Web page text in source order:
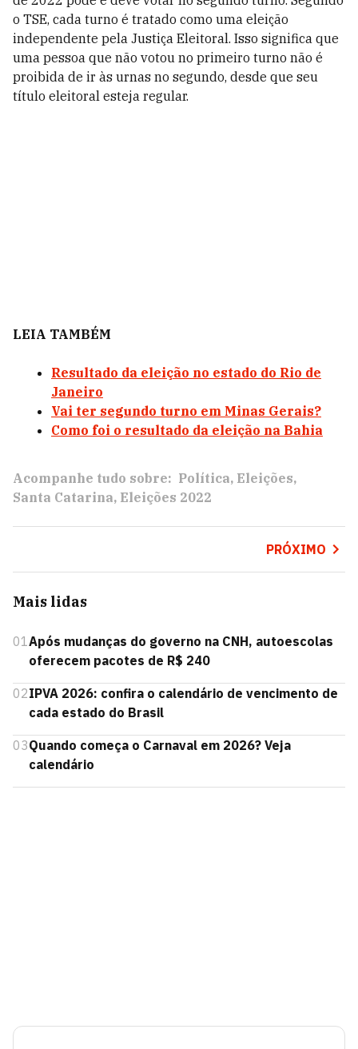
o TSE, cada turno é tratado como uma eleição
independente pela Justiça Eleitoral. Isso significa que
uma pessoa que não votou no primeiro turno não é
proibida de ir às urnas no segundo, desde que seu
título eleitoral esteja regular.
LEIA TAMBÉM
Resultado da eleição no estado do Rio de
Janeiro
Vai ter segundo turno em Minas Gerais?
Como foi o resultado da eleição na Bahia
Acompanhe tudo sobre: Política Eleições
Santa Catarina Eleições 2022
PRÓXIMO
Mais lidas
01Após mudanças do governo na CNH, autoescolas
oferecem pacotes de R$ 240
02IPVA 2026: confira o calendário de vencimento de
cada estado do Brasil
03Quando começa o Carnaval em 2026? Veja
calendário